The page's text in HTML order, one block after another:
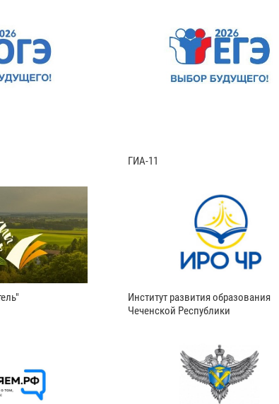
ГИА-11
Институт развития образования
Чеченской Республики